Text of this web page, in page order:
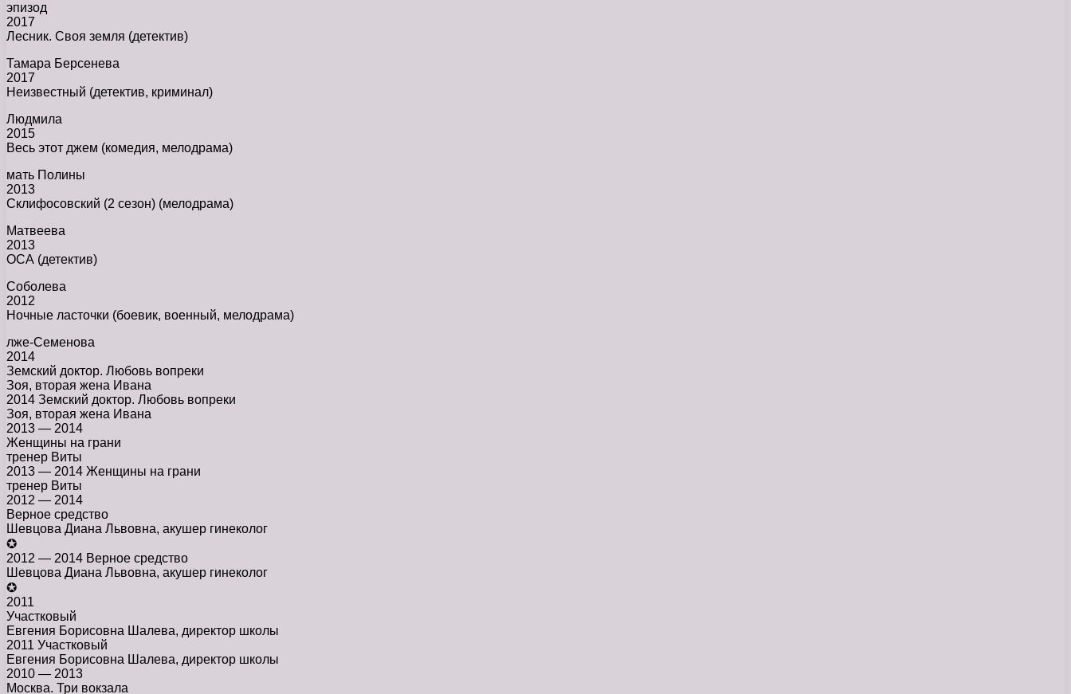
эпизод
2017
Лесник. Своя земля (детектив)
Тамара Берсенева
2017
Неизвестный (детектив, криминал)
Людмила
2015
Весь этот джем (комедия, мелодрама)
мать Полины
2013
Склифосовский (2 сезон) (мелодрама)
Матвеева
2013
ОСА (детектив)
Соболева
2012
Ночные ласточки (боевик, военный, мелодрама)
лже-Семенова
2014
Земский доктор. Любовь вопреки
Зоя, вторая жена Ивана
2014 Земский доктор. Любовь вопреки
Зоя, вторая жена Ивана
2013 — 2014
Женщины на грани
тренер Виты
2013 — 2014 Женщины на грани
тренер Виты
2012 — 2014
Верное средство
Шевцова Диана Львовна, акушер гинеколог
✪
2012 — 2014 Верное средство
Шевцова Диана Львовна, акушер гинеколог
✪
2011
Участковый
Евгения Борисовна Шалева, директор школы
2011 Участковый
Евгения Борисовна Шалева, директор школы
2010 — 2013
Москва. Три вокзала